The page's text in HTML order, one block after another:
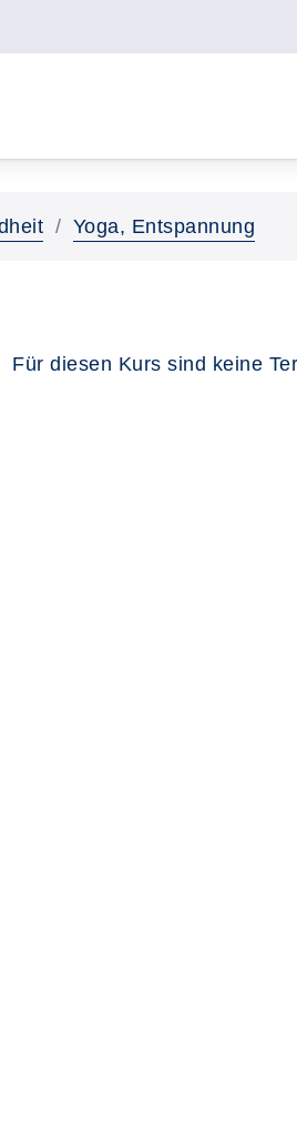
Yoga, Entspannung
Für diesen Kurs sind keine